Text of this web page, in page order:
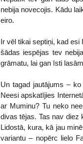
nebija novecojis. Kādu
eiro.
Ir vēl tikai septiņi, kad esi
šādas iespējas tev
grāmatu, lai gan īsti
Un tagad jautājums –
Neesi apskatījies
ar Muminu? Tu neko
divas tējas. Tas nav diez
Lidostā, kura, kā jau
variantu – nopērc lielo